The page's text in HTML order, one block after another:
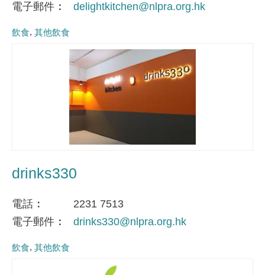
電子郵件
delightkitchen@nlpra.org.hk
飲食 其他飲食
drinks330
電話
2231 7513
電子郵件
drinks330@nlpra.org.hk
飲食 其他飲食